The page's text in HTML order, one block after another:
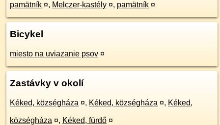
pamätník ¤, Melczer-kastély ¤, pamätník ¤
Bicykel
miesto na uviazanie psov ¤
Zastávky v okolí
Kéked, községháza ¤, Kéked, községháza ¤, Kéked,
községháza ¤, Kéked, fürdő ¤